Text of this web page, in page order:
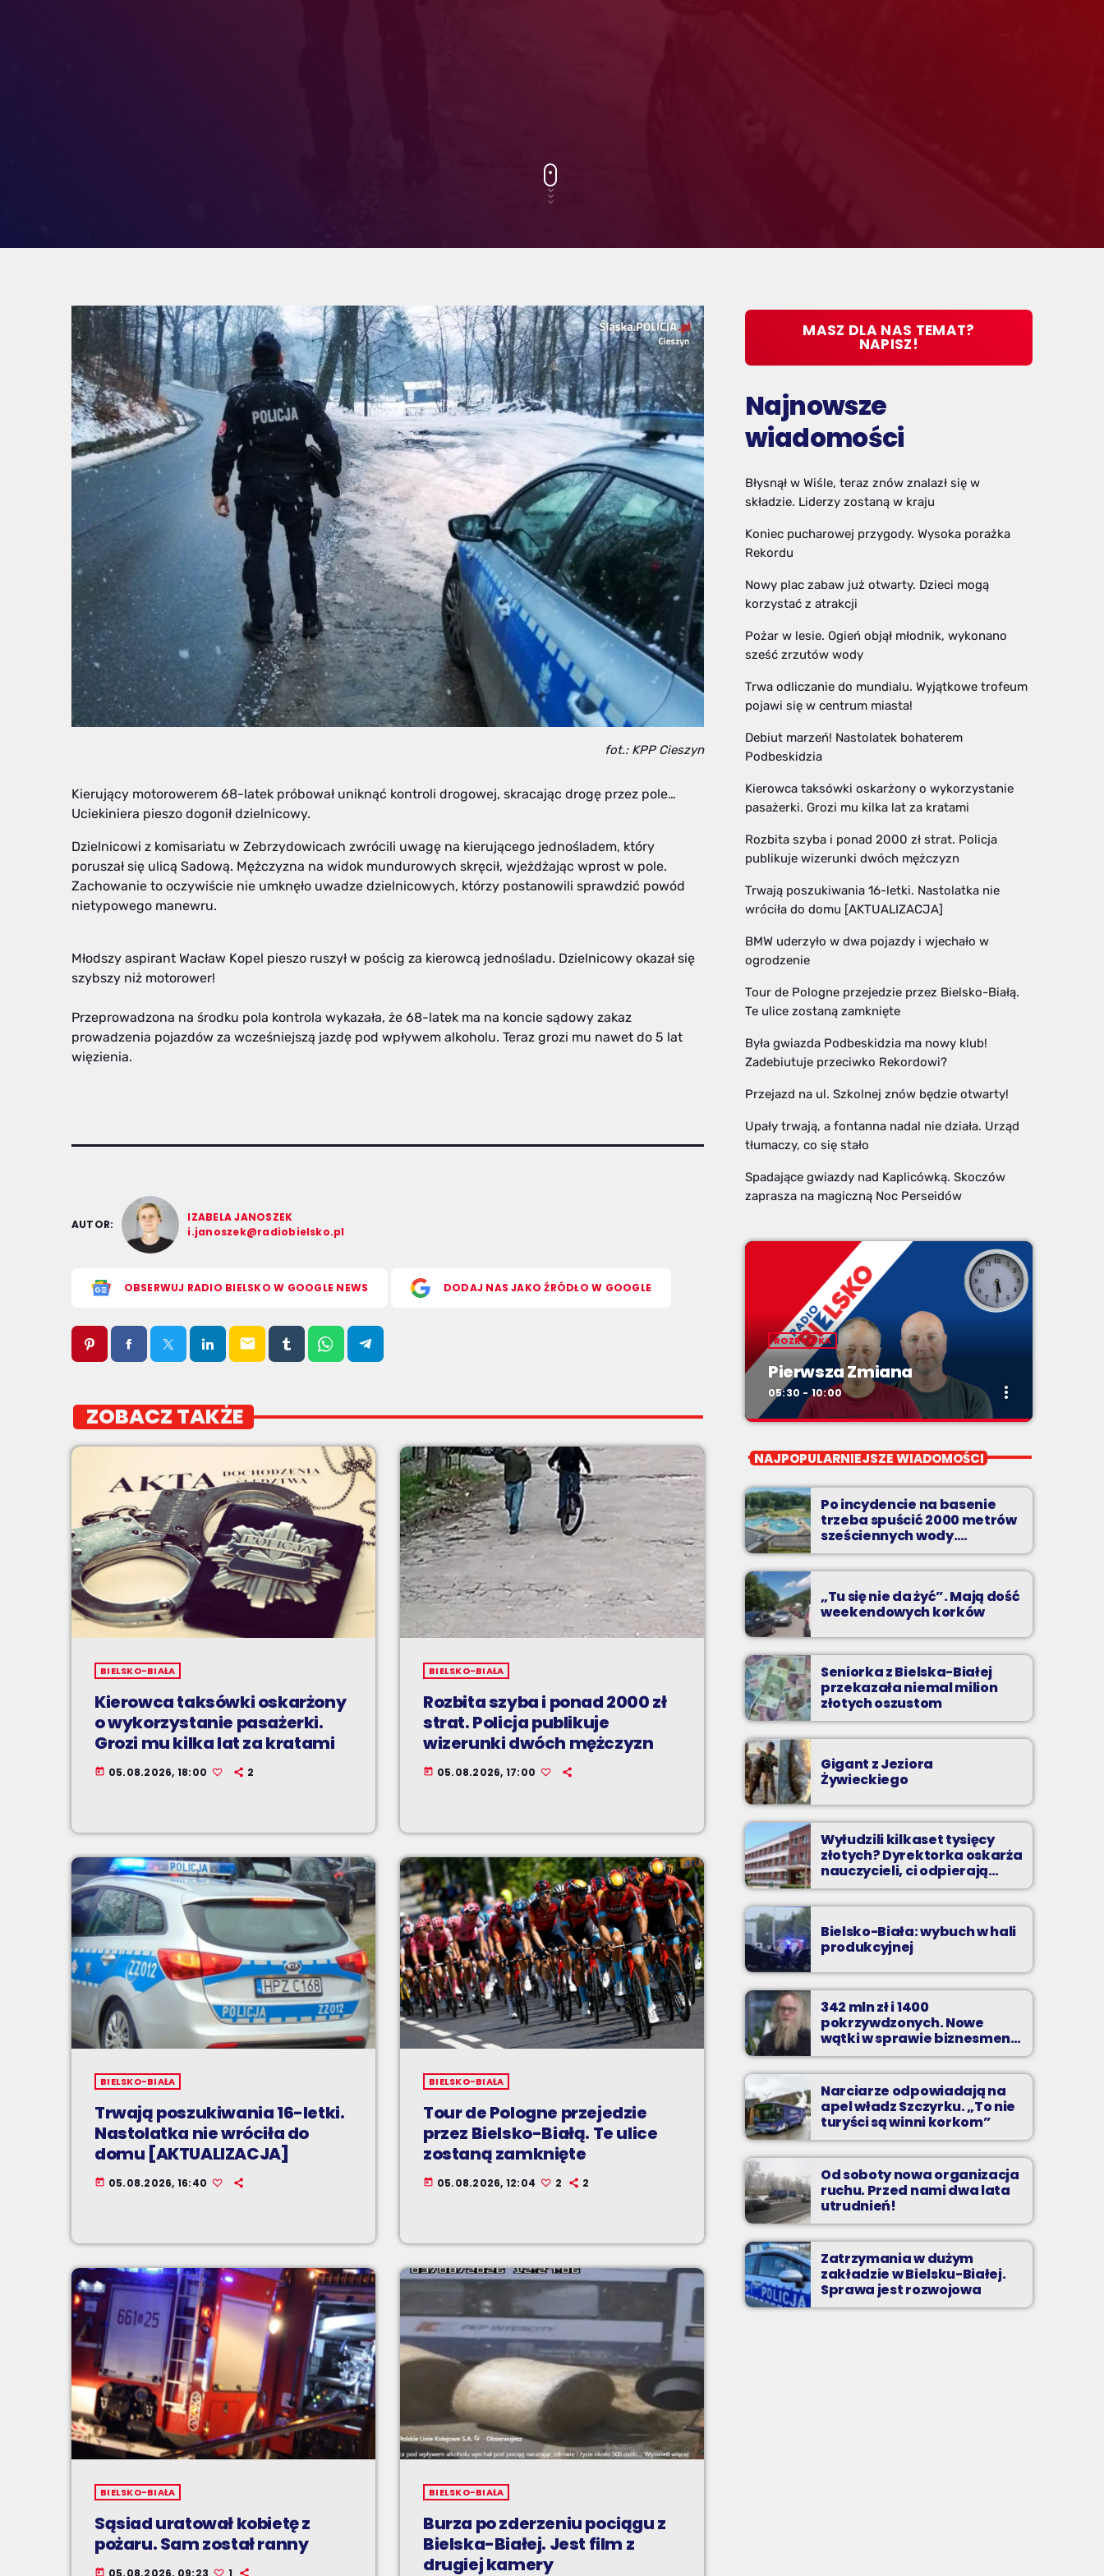
fot.: KPP Cieszyn
Kierujący motorowerem 68-latek próbował uniknąć kontroli drogowej, skracając drogę przez pole…
Uciekiniera pieszo dogonił dzielnicowy.
Dzielnicowi z komisariatu w Zebrzydowicach zwrócili uwagę na kierującego jednośladem, który
poruszał się ulicą Sadową. Mężczyzna na widok mundurowych skręcił, wjeżdżając wprost w pole.
Zachowanie to oczywiście nie umknęło uwadze dzielnicowych, którzy postanowili sprawdzić powód
nietypowego manewru.
Młodszy aspirant Wacław Kopel pieszo ruszył w pościg za kierowcą jednośladu. Dzielnicowy okazał się
szybszy niż motorower!
Przeprowadzona na środku pola kontrola wykazała, że 68-latek ma na koncie sądowy zakaz
prowadzenia pojazdów za wcześniejszą jazdę pod wpływem alkoholu. Teraz grozi mu nawet do 5 lat
więzienia.
AUTOR:
IZABELA JANOSZEK
i.janoszek@radiobielsko.pl
OBSERWUJ RADIO BIELSKO W GOOGLE NEWS DODAJ NAS JAKO ŹRÓDŁO W GOOGLE
email
ZOBACZ TAKŻE
BIELSKO-BIAŁA
Kierowca taksówki oskarżony
o wykorzystanie pasażerki.
Grozi mu kilka lat za kratami
today 05.08.2026, 18:00 2
BIELSKO-BIAŁA
Rozbita szyba i ponad 2000 zł
strat. Policja publikuje
wizerunki dwóch mężczyzn
today 05.08.2026, 17:00
BIELSKO-BIAŁA
Trwają poszukiwania 16-letki.
Nastolatka nie wróciła do
domu [AKTUALIZACJA]
today 05.08.2026, 16:40
BIELSKO-BIAŁA
Tour de Pologne przejedzie
przez Bielsko-Białą. Te ulice
zostaną zamknięte
today 05.08.2026, 12:04 2 2
BIELSKO-BIAŁA
Sąsiad uratował kobietę z
pożaru. Sam został ranny
today
BIELSKO-BIAŁA
Burza po zderzeniu pociągu z
Bielska-Białej. Jest film z
drugiej kamery
MASZ DLA NAS TEMAT?
NAPISZ!
Najnowsze
wiadomości
Błysnął w Wiśle, teraz znów znalazł się w
składzie. Liderzy zostaną w kraju
Koniec pucharowej przygody. Wysoka porażka
Rekordu
Nowy plac zabaw już otwarty. Dzieci mogą
korzystać z atrakcji
Pożar w lesie. Ogień objął młodnik, wykonano
sześć zrzutów wody
Trwa odliczanie do mundialu. Wyjątkowe trofeum
pojawi się w centrum miasta!
Debiut marzeń! Nastolatek bohaterem
Podbeskidzia
Kierowca taksówki oskarżony o wykorzystanie
pasażerki. Grozi mu kilka lat za kratami
Rozbita szyba i ponad 2000 zł strat. Policja
publikuje wizerunki dwóch mężczyzn
Trwają poszukiwania 16-letki. Nastolatka nie
wróciła do domu [AKTUALIZACJA]
BMW uderzyło w dwa pojazdy i wjechało w
ogrodzenie
Tour de Pologne przejedzie przez Bielsko-Białą.
Te ulice zostaną zamknięte
Była gwiazda Podbeskidzia ma nowy klub!
Zadebiutuje przeciwko Rekordowi?
Przejazd na ul. Szkolnej znów będzie otwarty!
Upały trwają, a fontanna nadal nie działa. Urząd
tłumaczy, co się stało
Spadające gwiazdy nad Kaplicówką. Skoczów
zaprasza na magiczną Noc Perseidów
ROZRYWKA
Pierwsza Zmiana
05:30 - 10:00 more_vert
Pierwsza Zmiana
Codziennie od poniedziałku do piątku od 5:30
do 10.
NAJPOPULARNIEJSZE WIADOMOŚCI
Po incydencie na basenie
trzeba spuścić 2000 metrów
sześciennych wody.
„Ogromne koszty i ogromna
praca”
„Tu się nie da żyć”. Mają dość
weekendowych korków
Seniorka z Bielska-Białej
przekazała niemal milion
złotych oszustom
Gigant z Jeziora
Żywieckiego
Wyłudzili kilkaset tysięcy
złotych? Dyrektorka oskarża
nauczycieli, ci odpierają
zarzuty
Bielsko-Biała: wybuch w hali
produkcyjnej
342 mln zł i 1400
pokrzywdzonych. Nowe
wątki w sprawie biznesmena
z Bielska-Białej
Narciarze odpowiadają na
apel władz Szczyrku. „To nie
turyści są winni korkom”
Od soboty nowa organizacja
ruchu. Przed nami dwa lata
utrudnień!
Zatrzymania w dużym
zakładzie w Bielsku-Białej.
Sprawa jest rozwojowa